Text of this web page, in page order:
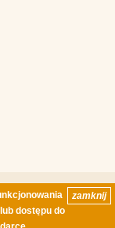
/ All Rightszamknij
dostępu do